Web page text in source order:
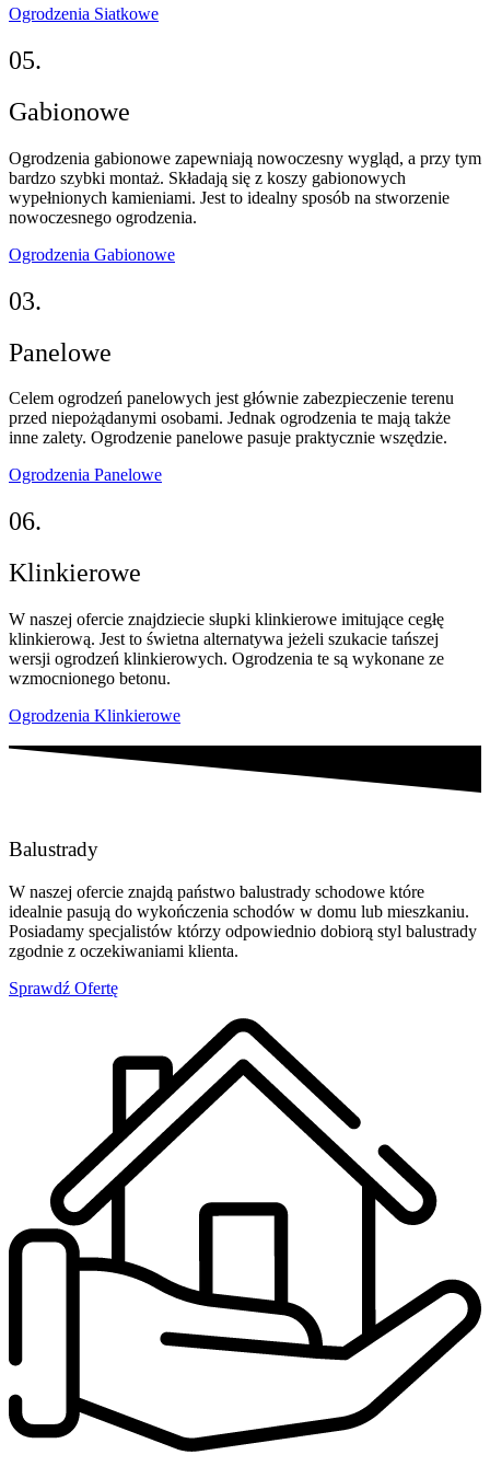
Ogrodzenia Siatkowe
05.
Gabionowe
Ogrodzenia gabionowe zapewniają nowoczesny wygląd, a przy tym
bardzo szybki montaż. Składają się z koszy gabionowych
wypełnionych kamieniami. Jest to idealny sposób na stworzenie
nowoczesnego ogrodzenia.
Ogrodzenia Gabionowe
03.
Panelowe
Celem ogrodzeń panelowych jest głównie zabezpieczenie terenu
przed niepożądanymi osobami. Jednak ogrodzenia te mają także
inne zalety. Ogrodzenie panelowe pasuje praktycznie wszędzie.
Ogrodzenia Panelowe
06.
Klinkierowe
W naszej ofercie znajdziecie słupki klinkierowe imitujące cegłę
klinkierową. Jest to świetna alternatywa jeżeli szukacie tańszej
wersji ogrodzeń klinkierowych. Ogrodzenia te są wykonane ze
wzmocnionego betonu.
Ogrodzenia Klinkierowe
Balustrady
W naszej ofercie znajdą państwo balustrady schodowe które
idealnie pasują do wykończenia schodów w domu lub mieszkaniu.
Posiadamy specjalistów którzy odpowiednio dobiorą styl balustrady
zgodnie z oczekiwaniami klienta.
Sprawdź Ofertę